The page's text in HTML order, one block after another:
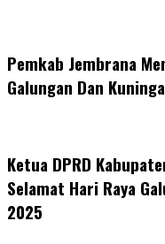
Pemkab Jembrana
Galungan Dan
Ketua DPRD
Selamat Hari Raya
2025